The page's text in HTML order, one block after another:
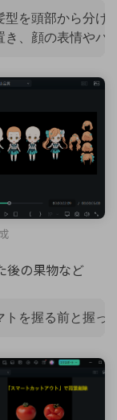
を頭部から分け
、顔の表情や
後の果物など
を握る前と握っ